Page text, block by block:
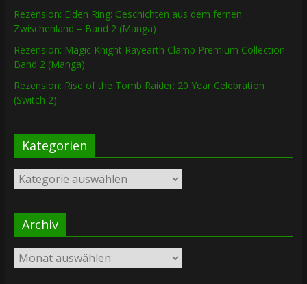
Rezension: Elden Ring: Geschichten aus dem fernen
Zwischenland – Band 2 (Manga)
Rezension: Magic Knight Rayearth Clamp Premium Collection –
Band 2 (Manga)
Rezension: Rise of the Tomb Raider: 20 Year Celebration
(Switch 2)
Kategorien
Kategorien
Archiv
Archiv